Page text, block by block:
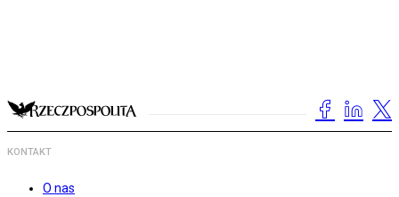
KONTAKT
O nas